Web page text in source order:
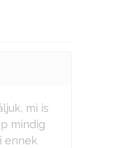
mi is
mindig
ennek